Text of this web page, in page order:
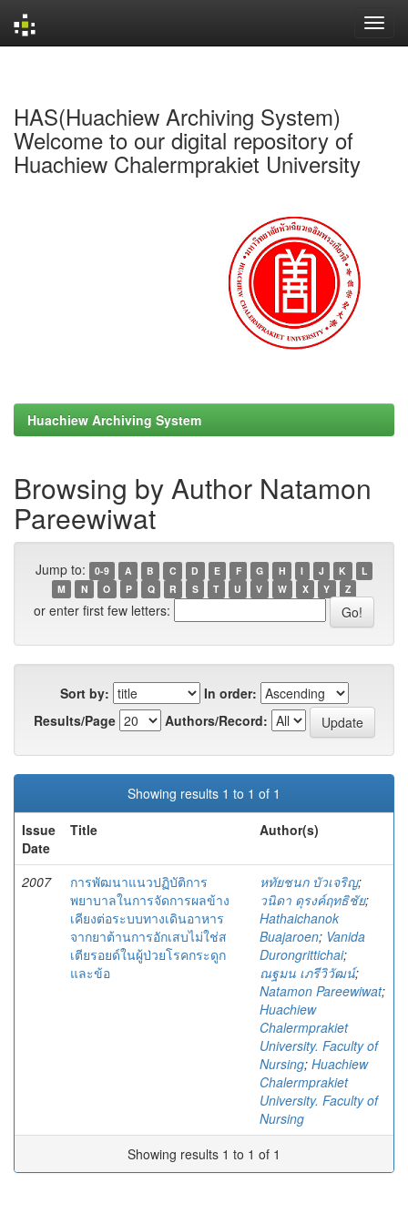
HAS(Huachiew Archiving System)
Welcome to our digital repository of
Huachiew Chalermprakiet University
Huachiew Archiving System
Browsing by Author Natamon
Pareewiwat
Jump to: 0-9 A B C D E F G H I J K
L
M
N O P Q R S T U V W X Y Z
or enter first few letters:
Sort by:
In order:
Results/Page
Authors/Record:
Showing results 1 to 1 of 1
Issue
Date
Title Author(s)
2007
การพัฒนาแนวปฏิบัติการ
พยาบาลในการจัดการผลข้าง
เคียงต่อระบบทางเดินอาหาร
จากยาต้านการอักเสบไม่ใช่ส
เตียรอยด์ในผู้ป่วยโรคกระดูก
และข้อ
หทัยชนก บัวเจริญ;
วนิดา ดุรงค์ฤทธิชัย;
Hathaichanok
Buajaroen; Vanida
Durongrittichai;
ณฐมน เภรีวิวัฒน์;
Natamon Pareewiwat;
Huachiew
Chalermprakiet
University. Faculty of
Nursing; Huachiew
Chalermprakiet
University. Faculty of
Nursing
Showing results 1 to 1 of 1